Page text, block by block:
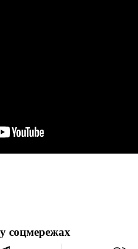
соцмережах